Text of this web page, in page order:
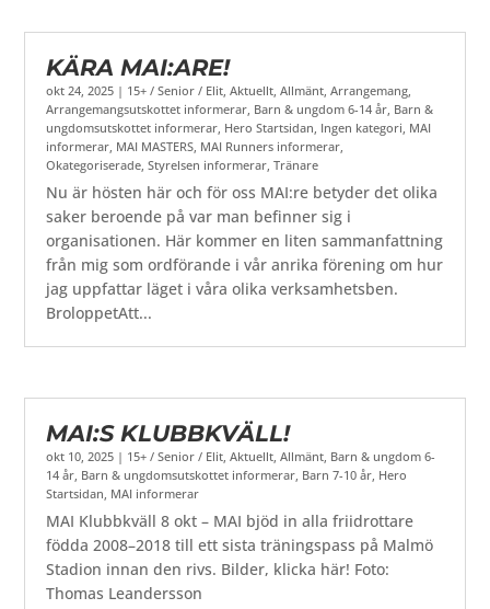
KÄRA MAI:ARE!
okt 24, 2025 | 15+ / Senior / Elit ,Aktuellt ,Allmänt ,Arrangemang
Arrangemangsutskottet informerar Barn & ungdom 6-14 år Barn &
ungdomsutskottet informerar Hero Startsidan Ingen kategori MAI
informerar MAI MASTERS MAI Runners informerar
Okategoriserade ,Styrelsen informerar ,Tränare
Nu är hösten här och för oss MAI:re betyder det olika
saker beroende på var man befinner sig i
organisationen. Här kommer en liten sammanfattning
från mig som ordförande i vår anrika förening om hur
jag uppfattar läget i våra olika verksamhetsben.
BroloppetAtt...
MAI:S KLUBBKVÄLL!
okt 10, 2025 | 15+ / Senior / Elit,Aktuellt,Allmänt, Barn & ungdom 6-
14 år, Barn & ungdomsutskottet informerar, Barn 7-10 år, Hero
Startsidan, MAI informerar
MAI Klubbkväll 8 okt – MAI bjöd in alla friidrottare
födda 2008–2018 till ett sista träningspass på Malmö
Stadion innan den rivs. Bilder, klicka här! Foto:
Thomas Leandersson